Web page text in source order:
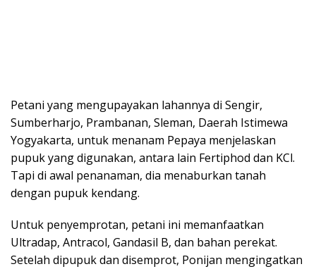
Petani yang mengupayakan lahannya di Sengir,
Sumberharjo, Prambanan, Sleman, Daerah Istimewa
Yogyakarta, untuk menanam Pepaya menjelaskan
pupuk yang digunakan, antara lain Fertiphod dan KCl.
Tapi di awal penanaman, dia menaburkan tanah
dengan pupuk kendang.
Untuk penyemprotan, petani ini memanfaatkan
Ultradap, Antracol, Gandasil B, dan bahan perekat.
Setelah dipupuk dan disemprot, Ponijan mengingatkan